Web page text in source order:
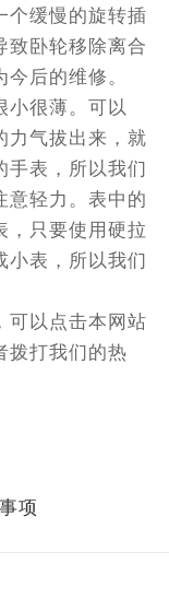
个缓慢的旋转插
致卧轮移除离合
后的维修。
小很薄。可以
力气拔出来，就
手表，所以我们
意轻力。表中的
，只要使用硬拉
小表，所以我们
可以点击本网站
拨打我们的热
项